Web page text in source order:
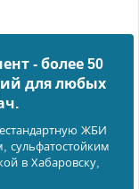
- более 50
для любых
ЖБИ
сульфатостойким
в Хабаровску,